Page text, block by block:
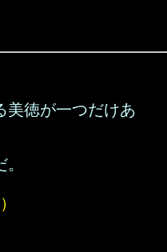
美徳が一つだけあ
）